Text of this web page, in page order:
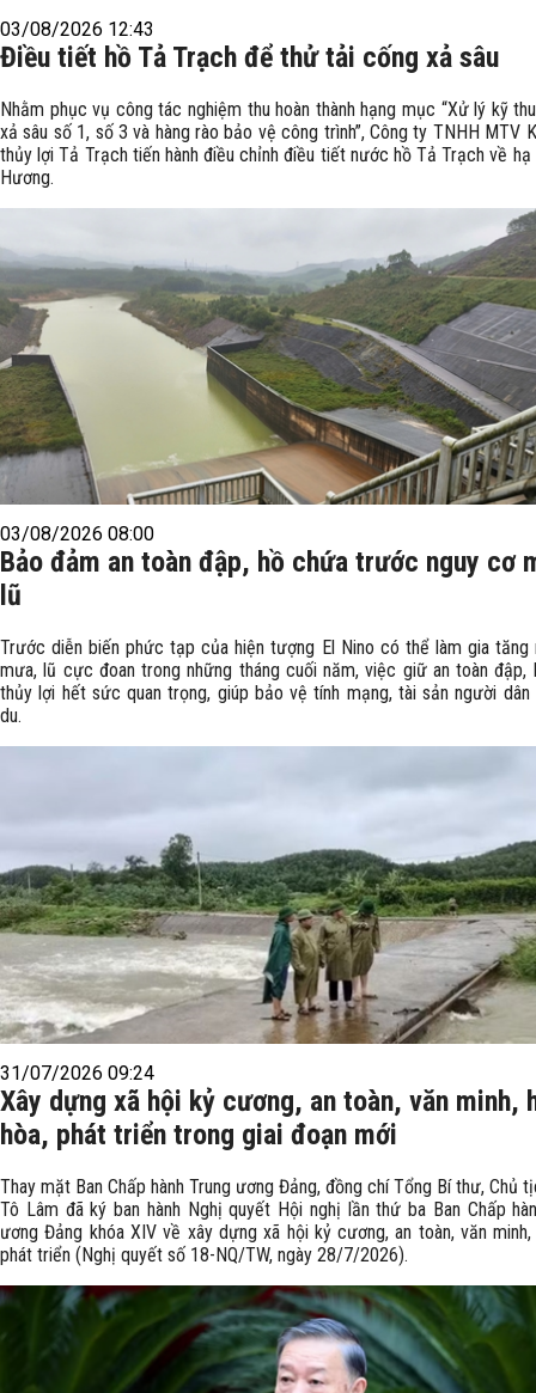
03/08/2026 12:43
Điều tiết hồ Tả Trạch để thử tải cống xả sâu
Nhằm phục vụ công tác nghiệm thu hoàn thành hạng mục “Xử lý kỹ
xả sâu số 1, số 3 và hàng rào bảo vệ công trình”, Công ty TNHH MTV
thủy lợi Tả Trạch tiến hành điều chỉnh điều tiết nước hồ Tả Trạch về hạ
Hương.
03/08/2026 08:00
Bảo đảm an toàn đập, hồ chứa trước nguy cơ
lũ
Trước diễn biến phức tạp của hiện tượng El Nino có thể làm gia tăng
mưa, lũ cực đoan trong những tháng cuối năm, việc giữ an toàn đập,
thủy lợi hết sức quan trọng, giúp bảo vệ tính mạng, tài sản người dân
du.
31/07/2026 09:24
Xây dựng xã hội kỷ cương, an toàn, văn minh,
hòa, phát triển trong giai đoạn mới
Thay mặt Ban Chấp hành Trung ương Đảng, đồng chí Tổng Bí thư, Chủ
Tô Lâm đã ký ban hành Nghị quyết Hội nghị lần thứ ba Ban Chấp
ương Đảng khóa XIV về xây dựng xã hội kỷ cương, an toàn, văn minh,
phát triển (Nghị quyết số 18-NQ/TW, ngày 28/7/2026).